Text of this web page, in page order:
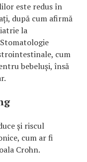
este redus în
după cum afirmă
la
cum
bebeluși, însă
și riscul
cum ar fi
Crohn.